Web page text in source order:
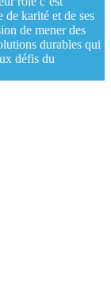
karité et de ses
de mener des
durables qui
défis du